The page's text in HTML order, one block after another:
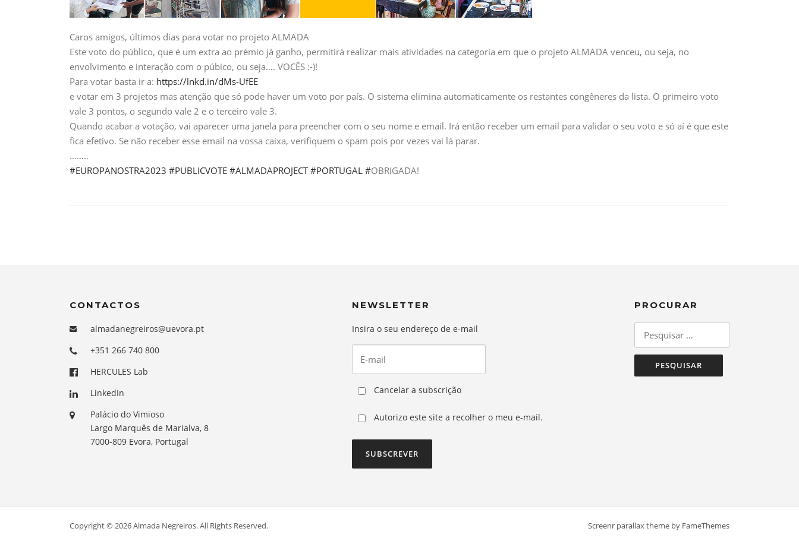
Caros amigos, últimos dias para votar no projeto ALMADA
Este voto do público, que é um extra ao prémio já ganho, permitirá realizar mais atividades na categoria em que o projeto ALMADA venceu, ou seja, no
envolvimento e interação com o púbico, ou seja…. VOCÊS :-)!
Para votar basta ir a: https://lnkd.in/dMs-UfEE
e votar em 3 projetos mas atenção que só pode haver um voto por país. O sistema elimina automaticamente os restantes congêneres da lista. O primeiro voto
vale 3 pontos, o segundo vale 2 e o terceiro vale 3.
Quando acabar a votação, vai aparecer uma janela para preencher com o seu nome e email. Irá então receber um email para validar o seu voto e só aí é que este
fica efetivo. Se não receber esse email na vossa caixa, verifiquem o spam pois por vezes vai lá parar.
……..
#EUROPANOSTRA2023 #PUBLICVOTE #ALMADAPROJECT #PORTUGAL #OBRIGADA!
CONTACTOS
almadanegreiros@uevora.pt
+351 266 740 800
HERCULES Lab
LinkedIn
Palácio do Vimioso
Largo Marquês de Marialva, 8
7000-809 Evora, Portugal
NEWSLETTER
Insira o seu endereço de e-mail
Cancelar a subscrição
Autorizo este site a recolher o meu e-mail.
PROCURAR
por:
Copyright © 2026 Almada Negreiros. All Rights Reserved. Screenr parallax theme by FameThemes